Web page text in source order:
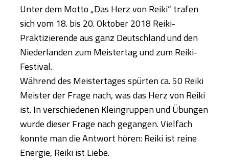
Unter dem Motto „Das Herz von Reiki“ trafen
sich vom 18. bis 20. Oktober 2018 Reiki-
Praktizierende aus ganz Deutschland und den
Niederlanden zum Meistertag und zum Reiki-
Festival.
Während des Meistertages spürten ca. 50 Reiki
Meister der Frage nach, was das Herz von Reiki
ist. In verschiedenen Kleingruppen und Übungen
wurde dieser Frage nach gegangen. Vielfach
konnte man die Antwort hören: Reiki ist reine
Energie, Reiki ist Liebe.